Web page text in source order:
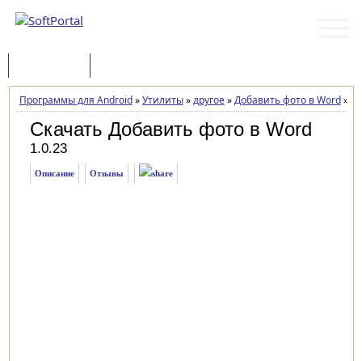
Программы для Android»Утилиты»другое»Добавить фото в Word»
Скачать Добавить фото в Word
1.0.23
Описание Отзывы